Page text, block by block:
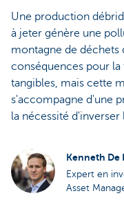
Une production
à jeter génère une
montagne de déchets
conséquences pour
tangibles, mais cette
s'accompagne d'une
la nécessité d'inverser
Kenneth De
Expert en
Asset